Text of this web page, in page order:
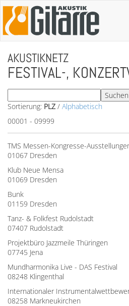
AKUSTIKNETZ
FESTIVAL-,
Sortierung: PLZ / Alphabetisch
00001 - 09999
TMS Messen-Kongresse-
01067 Dresden
Klub Neue Mensa
01069 Dresden
Bunk
01159 Dresden
Tanz- & Folkfest Rudolstadt
07407 Rudolstadt
Projektbüro Jazzmeile Thüringen
07745 Jena
Mundharmonika Live - DAS Festival
08248 Klingenthal
Internationaler
08258 Markneukirchen